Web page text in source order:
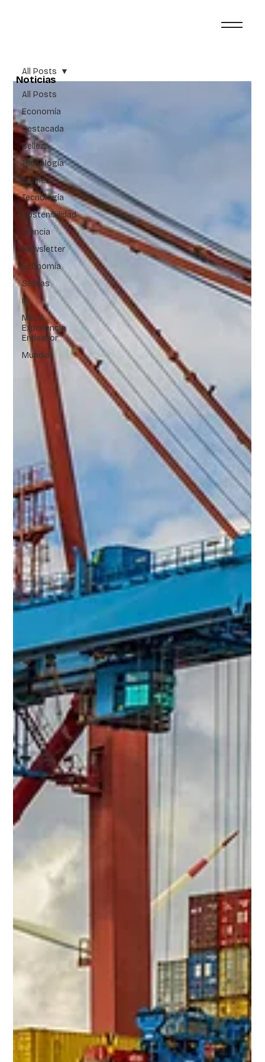
All Posts
Economía
Destacada
Belleza
Tecnología
Empleo
Tecnología
Sostenibilidad
Ciencia
Newsletter
Economía
Salidas
IA
MEGA
Experiencia
Endeavor
Mundial
All Posts
Noticias